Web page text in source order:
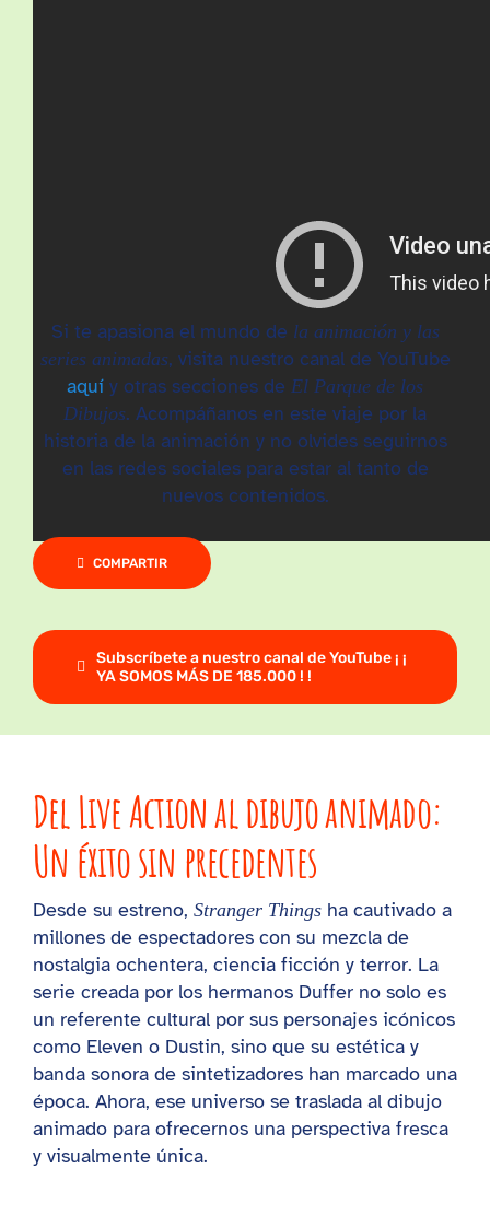
Si te apasiona el mundo de la animación y las
series animadas, visita nuestro canal de YouTube
aquí y otras secciones de El Parque de los
Dibujos. Acompáñanos en este viaje por la
historia de la animación y no olvides seguirnos
en las redes sociales para estar al tanto de
nuevos contenidos.
COMPARTIR
Subscríbete a nuestro canal de YouTube ¡ ¡
YA SOMOS MÁS DE 185.000 ! !
Del Live Action al dibujo animado:
Un éxito sin precedentes
Desde su estreno, Stranger Thingsha cautivado a
millones de espectadores con su mezcla de
nostalgia ochentera, ciencia ficción y terror. La
serie creada por los hermanos Duffer no solo es
un referente cultural por sus personajes icónicos
como Eleven o Dustin, sino que su estética y
banda sonora de sintetizadores han marcado una
época. Ahora, ese universo se traslada al dibujo
animado para ofrecernos una perspectiva fresca
y visualmente única.